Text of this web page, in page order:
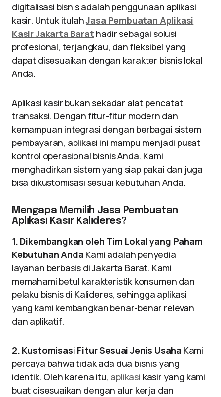
digitalisasi bisnis adalah penggunaan aplikasi
kasir. Untuk itulahJasa Pembuatan Aplikasi
Kasir Jakarta Barat hadir sebagai solusi
profesional, terjangkau, dan fleksibel yang
dapat disesuaikan dengan karakter bisnis lokal
Anda.
Aplikasi kasir bukan sekadar alat pencatat
transaksi. Dengan fitur-fitur modern dan
kemampuan integrasi dengan berbagai sistem
pembayaran, aplikasi ini mampu menjadi pusat
kontrol operasional bisnis Anda. Kami
menghadirkan sistem yang siap pakai dan juga
bisa dikustomisasi sesuai kebutuhan Anda.
Mengapa Memilih Jasa Pembuatan
Aplikasi Kasir Kalideres?
1. Dikembangkan oleh Tim Lokal yang Paham
Kebutuhan Anda Kami adalah penyedia
layanan berbasis di Jakarta Barat. Kami
memahami betul karakteristik konsumen dan
pelaku bisnis di Kalideres, sehingga aplikasi
yang kami kembangkan benar-benar relevan
dan aplikatif.
2. Kustomisasi Fitur Sesuai Jenis Usaha Kami
percaya bahwa tidak ada dua bisnis yang
identik. Oleh karena itu, aplikasi kasir yang kami
buat disesuaikan dengan alur kerja dan